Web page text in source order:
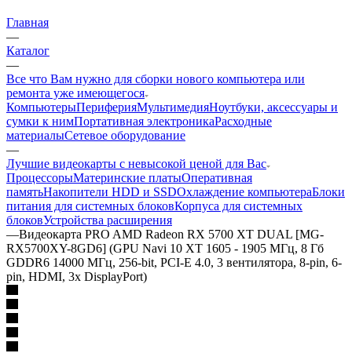
Главная
—
Каталог
—
Все что Вам нужно для сборки нового компьютера или
ремонта уже имеющегося
КомпьютерыПериферияМультимедияНоутбуки, аксессуары и
сумки к нимПортативная электроникаРасходные
материалыСетевое оборудование
—
Лучшие видеокарты с невысокой ценой для Вас
ПроцессорыМатеринские платыОперативная
памятьНакопители HDD и SSDОхлаждение компьютераБлоки
питания для системных блоковКорпуса для системных
блоковУстройства расширения
—Видеокарта PRO AMD Radeon RX 5700 XT DUAL [MG-
RX5700XY-8GD6] (GPU Navi 10 XT 1605 - 1905 МГц, 8 Гб
GDDR6 14000 МГц, 256-bit, PCI-E 4.0, 3 вентилятора, 8-pin, 6-
pin, HDMI, 3x DisplayPort)